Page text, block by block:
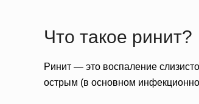
Что такое ринит?
Ринит — это воспаление
острым (в основном